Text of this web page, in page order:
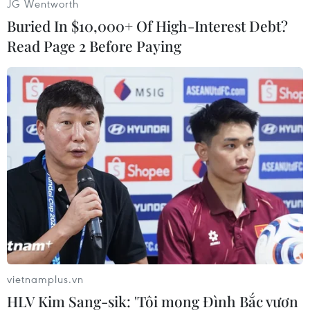
Du lịch Sri Lanka tổn thất nặng nề
sau loạt vụ tấn công khủng bố
03/07/2019 15:04
Nổ ở Sri Lanka: 9 sỹ quan cảnh sát bị
điều tra hình sự về tội bất cẩn
21/06/2019 01:11
Saudi Arabia dẫn độ các nghi phạm
Sri Lanka liên quan vụ khủng bố 21/4
14/06/2019 23:01
JG Wentworth
Buried In $10,000+ Of High-Interest Debt?
Read Page 2 Before Paying
vietnamplus.vn
HLV Kim Sang-sik: 'Tôi mong Đình Bắc vươn